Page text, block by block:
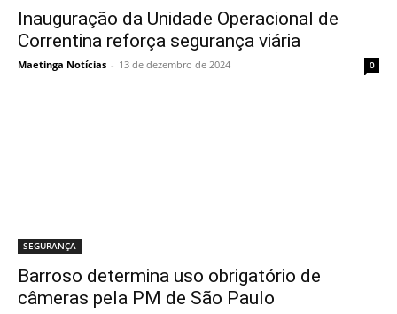
Inauguração da Unidade Operacional de
Correntina reforça segurança viária
Maetinga Notícias - 13 de dezembro de 2024 0
SEGURANÇA
Barroso determina uso obrigatório de
câmeras pela PM de São Paulo